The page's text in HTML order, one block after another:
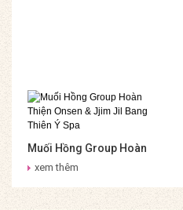
Muối Hồng Group Hoàn
Thiện Onsen & Jjim Jil
xem thêm